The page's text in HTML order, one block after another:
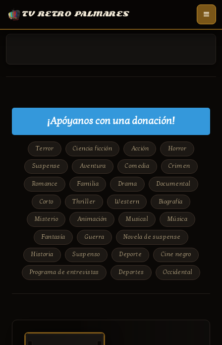
TV RETRO PALMARES
¡Apóyanos con una donación!
Terror Ciencia ficción Acción Horror
Suspense Aventura Comedia Crimen
Romance Familia Drama Documental
Corto Thriller Western Biografía
Misterio Animación Musical Música
Fantasía Guerra Novela de suspense
Historia Suspenso Deporte Cine negro
Programa de entrevistas Deportes Occidental